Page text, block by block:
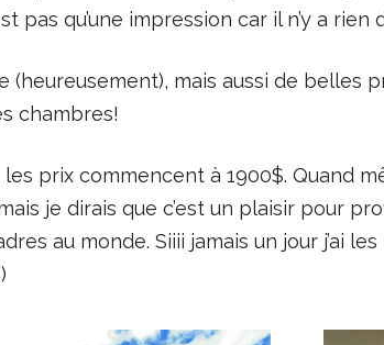
pas qu’une impression car il n’y a
(heureusement), mais aussi de belles
chambres!
prix commencent à 1900$. Quand
je dirais que c’est un plaisir pour
au monde. Siiii jamais un jour j’ai